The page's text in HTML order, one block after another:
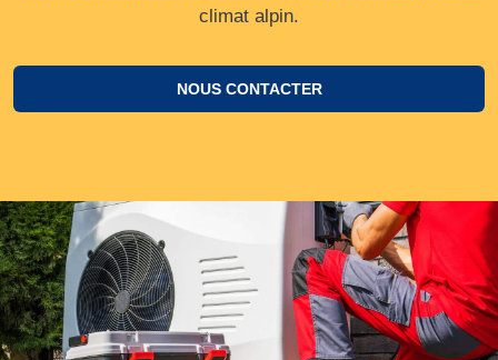
climat alpin.
NOUS CONTACTER